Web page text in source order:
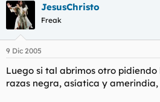
JesusChristo
Freak
9 Dic 2005
Luego si tal abrimos otro
razas negra, asíatica y amerindia,